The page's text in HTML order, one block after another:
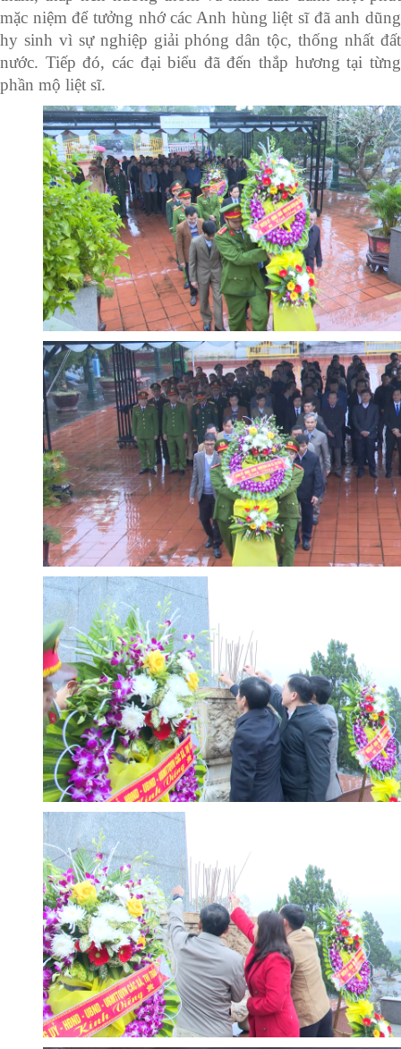
mặc niệm để tưởng nhớ các Anh hùng liệt sĩ đã anh dũng
hy sinh vì sự nghiệp giải phóng dân tộc, thống nhất đất
nước. Tiếp đó, các đại biểu đã đến thắp hương tại từng
phần mộ liệt sĩ.